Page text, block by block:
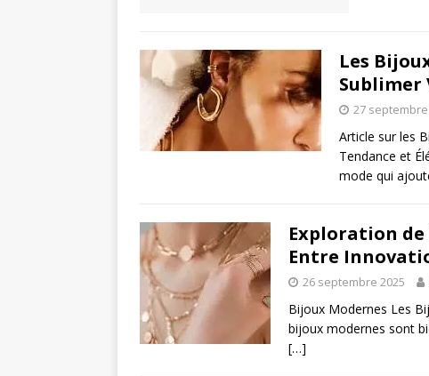
Les
Sublimer
27 septembre
Article sur les
Tendance et
mode qui
Exploration de
Entre
26 septembre 2025
Bijoux Modernes Les
bijoux modernes sont
[…]